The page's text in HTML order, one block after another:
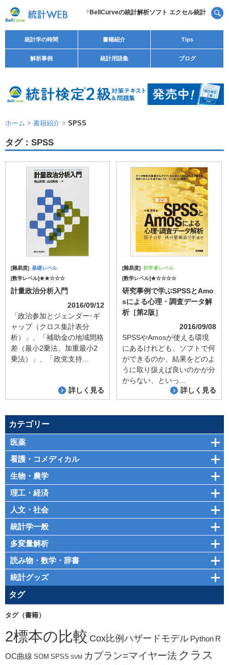
BellCurveの統計解析ソフト エクセル統計
統計学の時間 書籍紹介 Tips
解析事例 統計用語集 ブログ
ホーム > 書籍紹介 > SPSS
タグ：SPSS
[難易度] 基礎レベル
[数学レベル]★★☆☆☆
計量政治分析入門
2016/09/12
「政治参加とジェンダー･ギ
ャップ（クロス集計表分
析）」、「補助金の地域間格
差（最小2乗法、加重最小2
乗法）」、「政党支持...
詳しく見る
[難易度] 初学者レベル
[数学レベル]★☆☆☆☆
研究事例で学ぶSPSSとAmo
sによる心理・調査データ解
析［第2版］
2016/09/08
SPSSやAmosが使える環境
にあるけれども、ソフトで何
ができるのか、結果をどのよ
うに取り扱えば良いのかが分
からない、といっ...
詳しく見る
カテゴリー
医薬
看護・コメディカル
生物・農学
理工・経済
人文・社会
統計学一般
多変量解析
読み物・数学・辞書
統計グッズ
タグ
タグ（書籍）
2標本の比較 Cox比例ハザードモデル Python R
OC曲線 SOM SPSS SVM カプラン=マイヤー法 クラス